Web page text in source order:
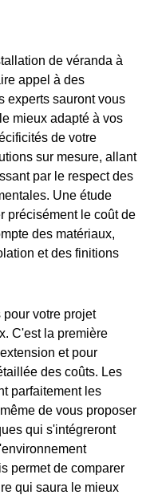
de véranda à
appel à des
experts sauront vous
mieux adapté à vos
de votre
sur mesure, allant
par le respect des
Une étude
précisément le coût de
des matériaux,
et des finitions
votre projet
C'est la première
et pour
des coûts. Les
parfaitement les
de vous proposer
qui s'intégreront
permet de comparer
qui saura le mieux